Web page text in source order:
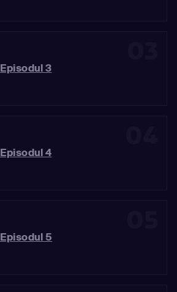
Episodul 3
Episodul 4
Episodul 5